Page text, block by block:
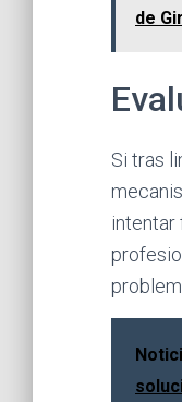
de
Si tras
intentar